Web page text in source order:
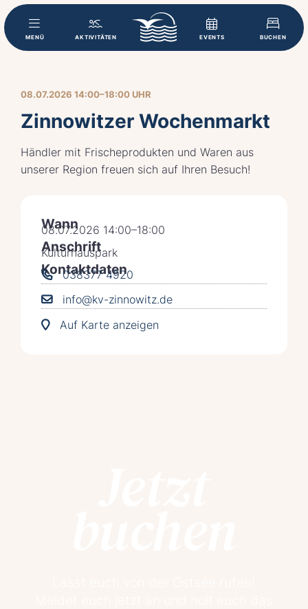
MENÜ AKTIVITÄTEN EVENTS BUCHEN
08.07.2026 14:00–18:00 UHR
Zinnowitzer Wochenmarkt
Händler mit Frischeprodukten und Waren aus
unserer Region freuen sich auf Ihren Besuch!
Wann
08.07.2026 14:00–18:00
Anschrift
Kulturhauspark
Kontaktdaten
038377 4920
info@kv-zinnowitz.de
Auf Karte anzeigen